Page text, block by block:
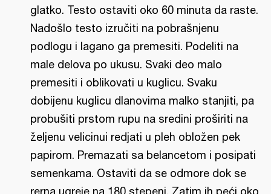
glatko. Testo ostaviti oko 60 minuta da raste.
Nadošlo testo izručiti na pobrašnjenu
podlogu i lagano ga premesiti. Podeliti na
male delova po ukusu. Svaki deo malo
premesiti i oblikovati u kuglicu. Svaku
dobijenu kuglicu dlanovima malko stanjiti, pa
probušiti prstom rupu na sredini proširiti na
željenu velicinui redjati u pleh obložen pek
papirom. Premazati sa belancetom i posipati
semenkama. Ostaviti da se odmore dok se
rerna ugreje na 180 stepeni. Zatim ih peći oko